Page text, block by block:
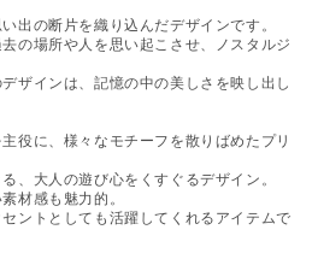
出の断片を織り込んだデザインです。
の場所や人を思い起こさせ、ノスタルジ
ザインは、記憶の中の美しさを映し出し
役に、様々なモチーフを散りばめたプリ
、大人の遊び心をくすぐるデザイン。
材感も魅力的。
ントとしても活躍してくれるアイテムで